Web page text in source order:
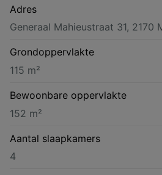
Adres
Generaal Mahieustraat 31, 2170
Grondoppervlakte
115 m²
Bewoonbare oppervlakte
152 m²
Aantal slaapkamers
4